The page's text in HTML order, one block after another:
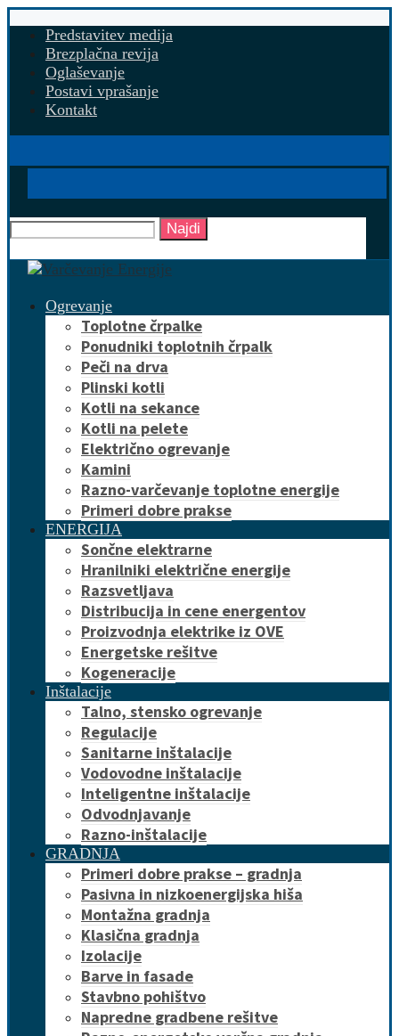
Predstavitev medija
Brezplačna revija
Oglaševanje
Postavi vprašanje
Kontakt
Najdi
Ogrevanje
Toplotne črpalke
Ponudniki toplotnih črpalk
Peči na drva
Plinski kotli
Kotli na sekance
Kotli na pelete
Električno ogrevanje
Kamini
Razno-varčevanje toplotne energije
Primeri dobre prakse
ENERGIJA
Sončne elektrarne
Hranilniki električne energije
Razsvetljava
Distribucija in cene energentov
Proizvodnja elektrike iz OVE
Energetske rešitve
Kogeneracije
Inštalacije
Talno, stensko ogrevanje
Regulacije
Sanitarne inštalacije
Vodovodne inštalacije
Inteligentne inštalacije
Odvodnjavanje
Razno-inštalacije
GRADNJA
Primeri dobre prakse – gradnja
Pasivna in nizkoenergijska hiša
Montažna gradnja
Klasična gradnja
Izolacije
Barve in fasade
Stavbno pohištvo
Napredne gradbene rešitve